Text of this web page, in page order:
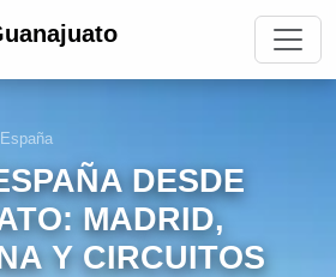
España
DESDE
MADRID,
Y CIRCUITOS